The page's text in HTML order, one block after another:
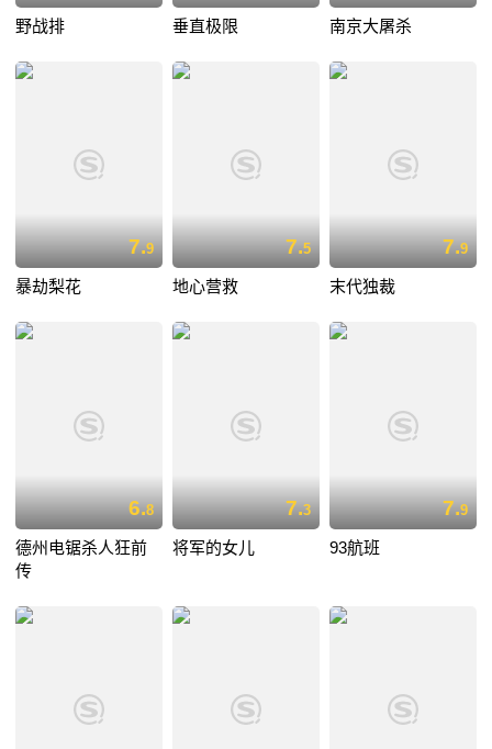
野战排 垂直极限 南京大屠杀
7.9
暴劫梨花
7.5
地心营救
7.9
末代独裁
6.8
德州电锯杀人狂前
传
7.3
将军的女儿
7.9
93航班